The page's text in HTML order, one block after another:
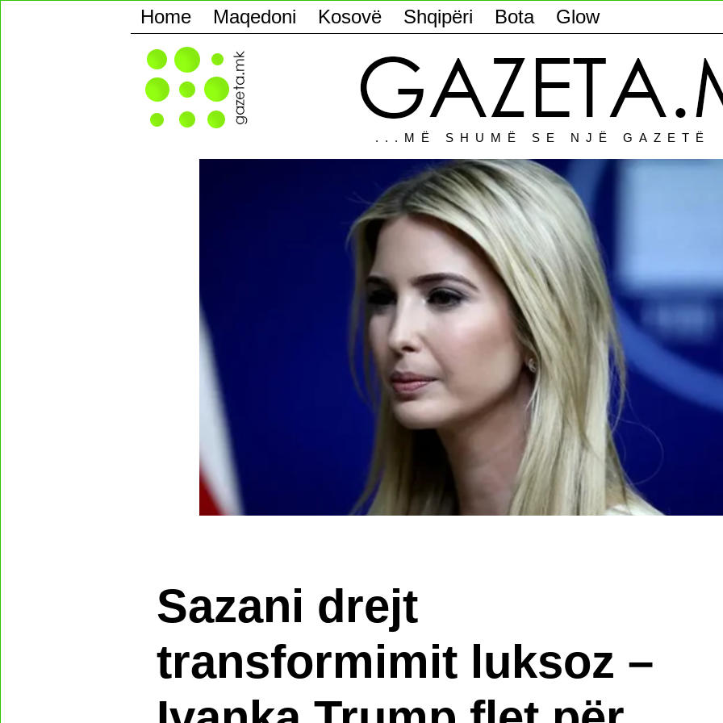
Home Maqedoni Kosovë Shqipëri Bota Glow
...MË SHUMË SE NJË GAZETË
Sazani drejt
transformimit luksoz –